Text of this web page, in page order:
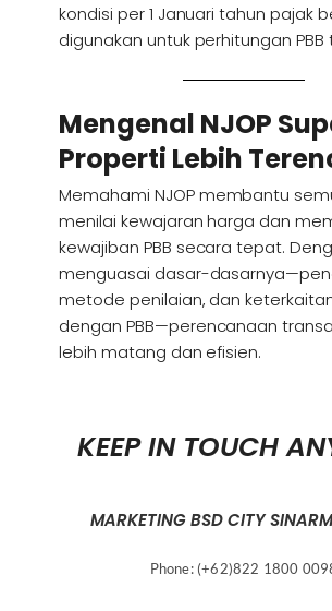
kondisi per 1 Januari tahun pajak
digunakan untuk perhitungan PBB
Mengenal NJOP
Properti Lebih
Memahami NJOP membantu
menilai kewajaran harga dan
kewajiban PBB secara tepat.
menguasai dasar-
metode penilaian, dan
dengan PBB—perencanaan
lebih matang dan efisien.
KEEP IN TOUCH
MARKETING BSD CITY
Phone: (+62)822 1800